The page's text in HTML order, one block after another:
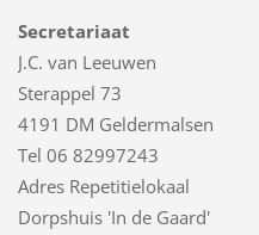
Secretariaat
J.C. van Leeuwen
Sterappel 73
4191 DM Geldermalsen
Tel 06 82997243
Adres Repetitielokaal
Dorpshuis 'In de Gaard'